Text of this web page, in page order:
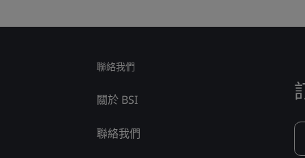
聯絡我們
關於 BSI
聯絡我們